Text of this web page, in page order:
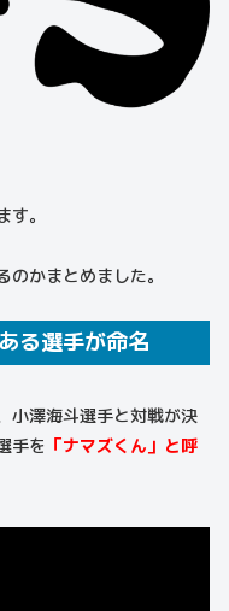
。
かまとめました。
る選手が命名
小澤海斗選手と対戦が決
手を 「ナマズくん」と呼